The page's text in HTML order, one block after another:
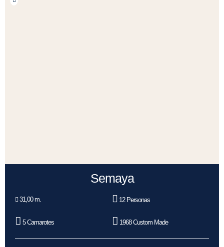
Semaya
31,00 m. 12 Personas
5 Camarotes 1968 Custom Made